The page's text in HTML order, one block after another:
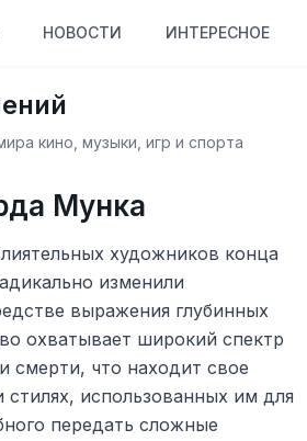
НОВОСТИ ИНТЕРЕСНОЕ
кино, музыки, игр и спорта
Мунка
художников конца
изменили
выражения глубинных
охватывает широкий спектр
что находит свое
использованных им для
передать сложные